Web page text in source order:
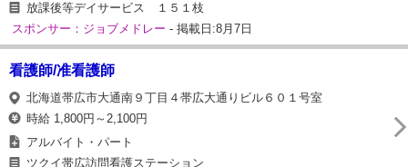
放課後等デイサービス １５１枝
スポンサー：ジョブメドレー - 掲載日:8月7日
看護師/准看護師
北海道帯広市大通南９丁目４帯広大通りビル６０１号室
時給 1,800円～2,100円
アルバイト・パート
ツクイ帯広訪問看護ステーション